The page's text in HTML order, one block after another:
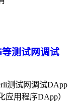
测试网调试
测试网调试DApp
用程序DApp）